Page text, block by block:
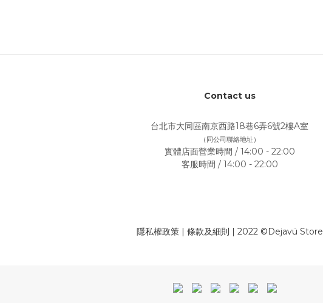
Contact us
台北市大同區南京西路18巷6弄6號2樓A室
（同公司聯絡地址）
實體店面營業時間 / 14:00 - 22:00
客服時間 / 14:00 - 22:00
隱私權政策| 條款及細則 | 2022 ©Dejavü Store